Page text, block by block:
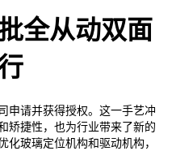
全从动双面
请并获得授权。这一手艺冲
矫捷性，也为行业带来了新的
化玻璃定位机构和驱动机构，